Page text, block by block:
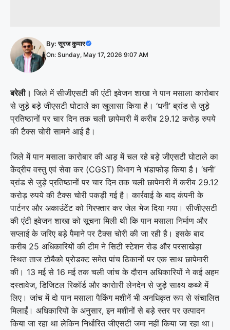
By:सूरज कुमार
On: Sunday, May 17, 2026 9:07 AM
बरेली। जिले में सीजीएसटी की एंटी इवेजन शाखा ने पान मसाला कारोबार
से जुड़े बड़े जीएसटी घोटाले का खुलासा किया है। ‘धनी’ ब्रांड से जुड़े
प्रतिष्ठानों पर चार दिन तक चली छापेमारी में करीब 29.12 करोड़ रुपये
की टैक्स चोरी सामने आई है।
जिले में पान मसाला कारोबार की आड़ में चल रहे बड़े जीएसटी घोटाले का
केंद्रीय वस्तु एवं सेवा कर (CGST) विभाग ने भंडाफोड़ किया है। ‘धनी’
ब्रांड से जुड़े प्रतिष्ठानों पर चार दिन तक चली छापेमारी में करीब 29.12
करोड़ रुपये की टैक्स चोरी पकड़ी गई है। कार्रवाई के बाद कंपनी के
पार्टनर और अकाउंटेंट को गिरफ्तार कर जेल भेज दिया गया। सीजीएसटी
की एंटी इवेजन शाखा को सूचना मिली थी कि पान मसाला निर्माण और
सप्लाई के जरिए बड़े पैमाने पर टैक्स चोरी की जा रही है। इसके बाद
करीब 25 अधिकारियों की टीम ने सिटी स्टेशन रोड और परसाखेड़ा
स्थित ताज टोबैको प्रोडक्ट समेत पांच ठिकानों पर एक साथ छापेमारी
की। 13 मई से 16 मई तक चली जांच के दौरान अधिकारियों ने कई अहम
दस्तावेज, डिजिटल रिकॉर्ड और कारोारी लेनदेन से जुड़े साक्ष्य कब्जे में
लिए। जांच में दो पान मसाला पैकिंग मशीनें भी अनधिकृत रूप से संचालित
मिलाईं। अधिकारियों के अनुसार, इन मशीनों से बड़े स्तर पर उत्पादन
किया जा रहा था लेकिन निर्धारित जीएसटी जमा नहीं किया जा रहा था।